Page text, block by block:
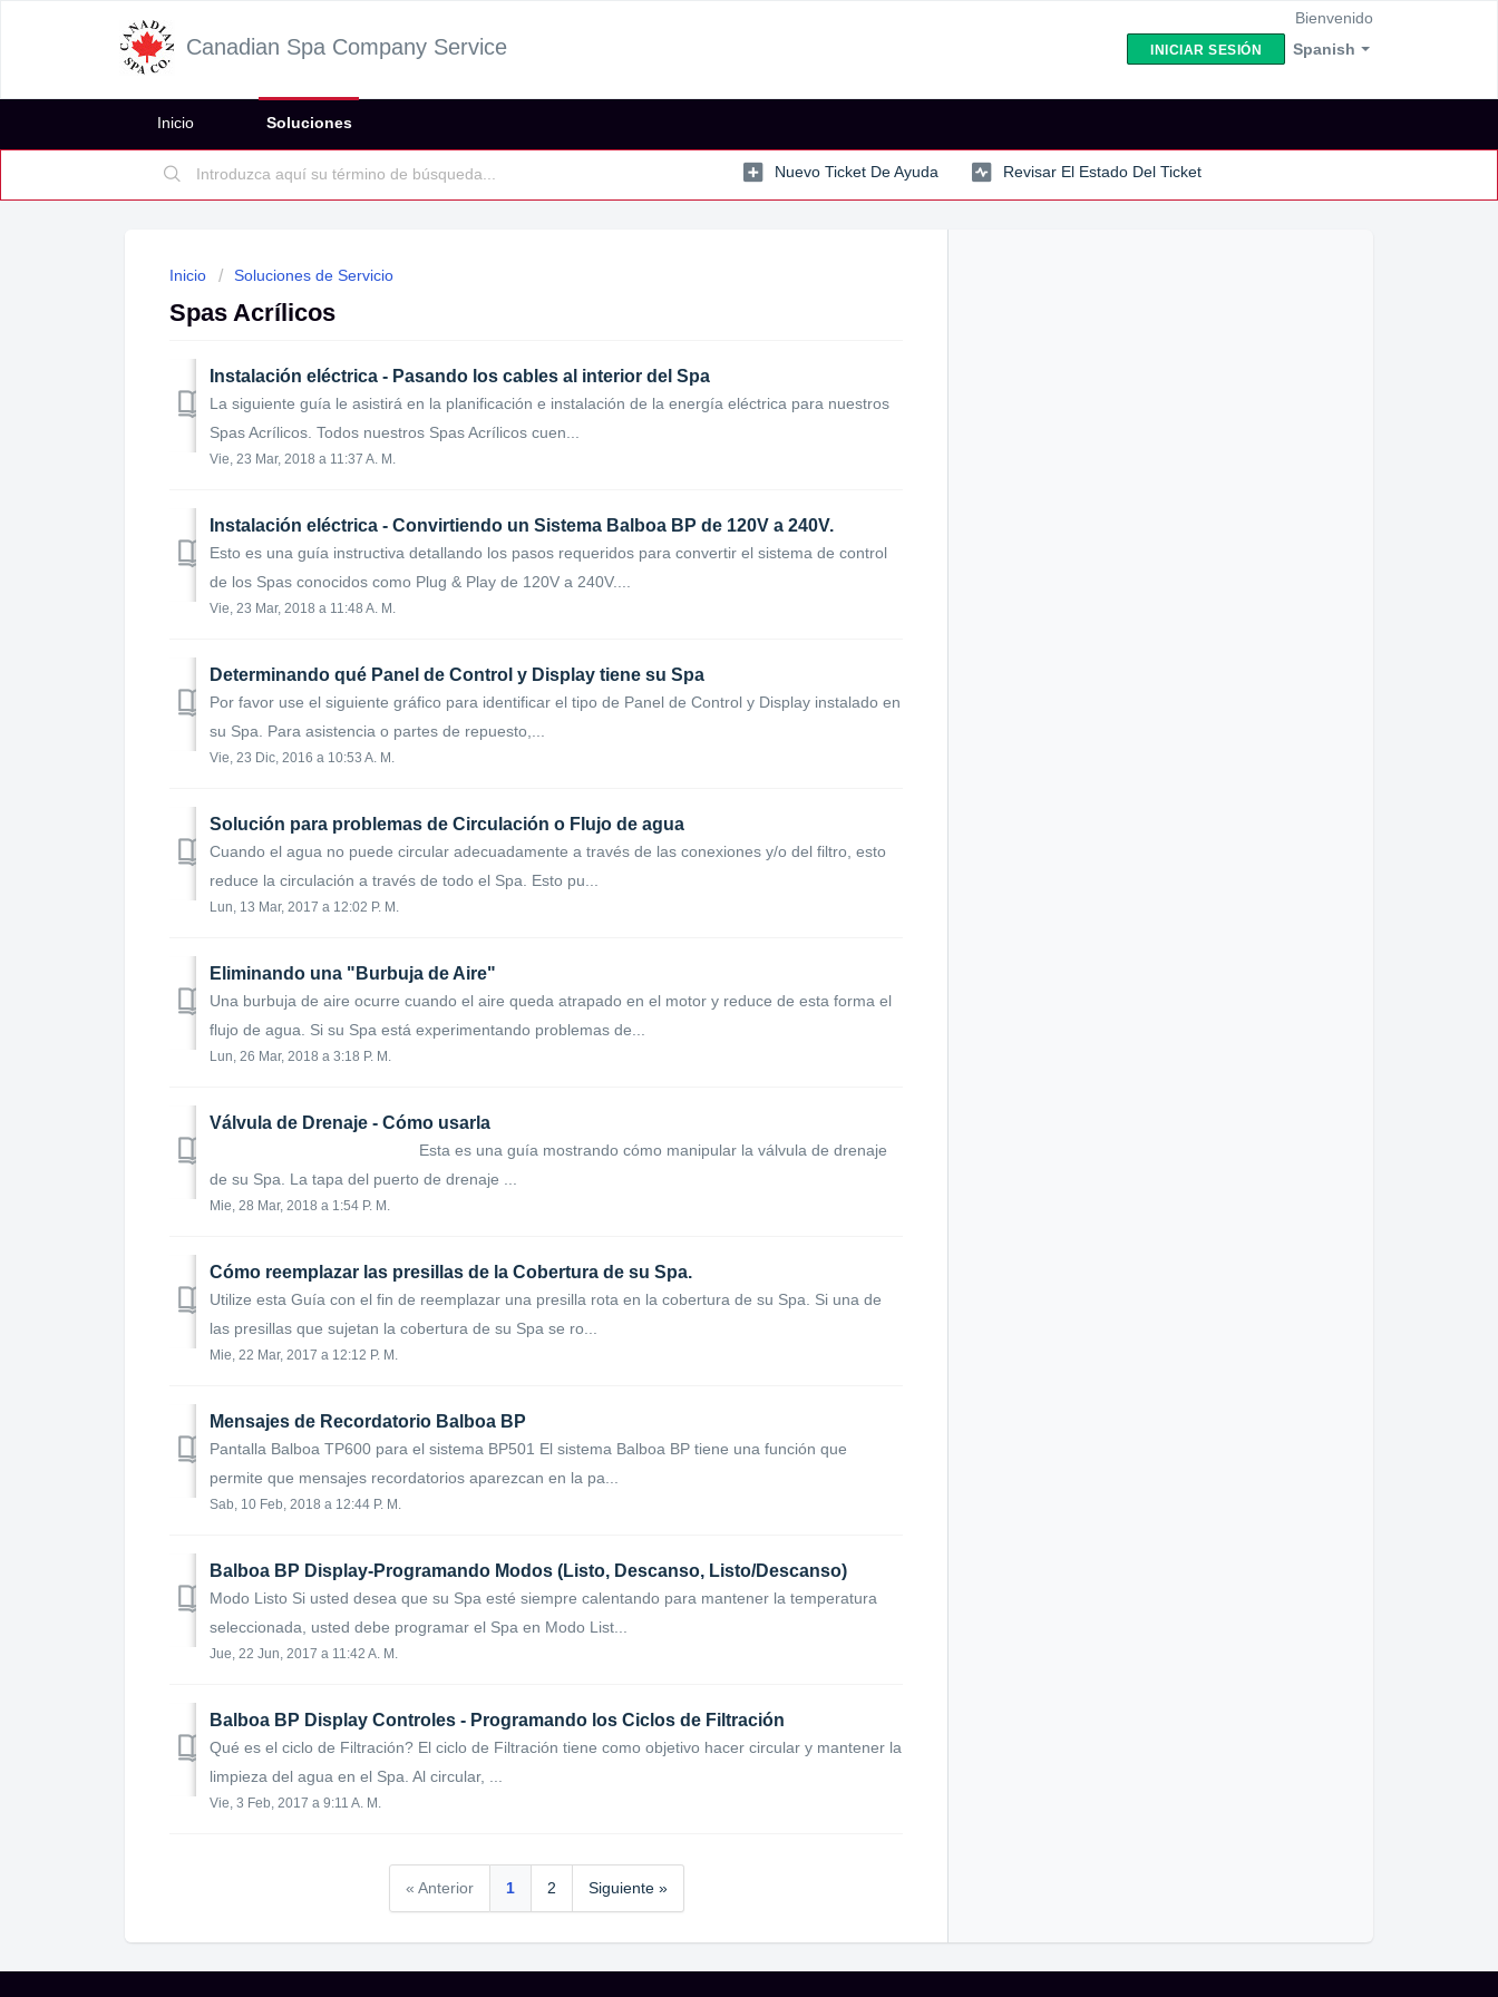
Canadian Spa Company Service Spanish
Bienvenido
INICIAR SESIÓN
Inicio Soluciones
Nuevo Ticket De Ayuda Revisar El Estado Del Ticket
Inicio Soluciones de Servicio
Spas Acrílicos
Instalación eléctrica - Pasando los cables al interior del Spa
La siguiente guía le asistirá en la planificación e instalación de la energía eléctrica para nuestros
Spas Acrílicos. Todos nuestros Spas Acrílicos cuen...
Vie, 23 Mar, 2018 a 11:37 A. M.
Instalación eléctrica - Convirtiendo un Sistema Balboa BP de 120V a 240V.
Esto es una guía instructiva detallando los pasos requeridos para convertir el sistema de control
de los Spas conocidos como Plug & Play de 120V a 240V....
Vie, 23 Mar, 2018 a 11:48 A. M.
Determinando qué Panel de Control y Display tiene su Spa
Por favor use el siguiente gráfico para identificar el tipo de Panel de Control y Display instalado en
su Spa. Para asistencia o partes de repuesto,...
Vie, 23 Dic, 2016 a 10:53 A. M.
Solución para problemas de Circulación o Flujo de agua
Cuando el agua no puede circular adecuadamente a través de las conexiones y/o del filtro, esto
reduce la circulación a través de todo el Spa. Esto pu...
Lun, 13 Mar, 2017 a 12:02 P. M.
Eliminando una "Burbuja de Aire"
Una burbuja de aire ocurre cuando el aire queda atrapado en el motor y reduce de esta forma el
flujo de agua. Si su Spa está experimentando problemas de...
Lun, 26 Mar, 2018 a 3:18 P. M.
Válvula de Drenaje - Cómo usarla
Esta es una guía mostrando cómo manipular la válvula de drenaje
de su Spa. La tapa del puerto de drenaje ...
Mie, 28 Mar, 2018 a 1:54 P. M.
Cómo reemplazar las presillas de la Cobertura de su Spa.
Utilize esta Guía con el fin de reemplazar una presilla rota en la cobertura de su Spa. Si una de
las presillas que sujetan la cobertura de su Spa se ro...
Mie, 22 Mar, 2017 a 12:12 P. M.
Mensajes de Recordatorio Balboa BP
Pantalla Balboa TP600 para el sistema BP501 El sistema Balboa BP tiene una función que
permite que mensajes recordatorios aparezcan en la pa...
Sab, 10 Feb, 2018 a 12:44 P. M.
Balboa BP Display-Programando Modos (Listo, Descanso, Listo/Descanso)
Modo Listo Si usted desea que su Spa esté siempre calentando para mantener la temperatura
seleccionada, usted debe programar el Spa en Modo List...
Jue, 22 Jun, 2017 a 11:42 A. M.
Balboa BP Display Controles - Programando los Ciclos de Filtración
Qué es el ciclo de Filtración? El ciclo de Filtración tiene como objetivo hacer circular y mantener la
limpieza del agua en el Spa. Al circular, ...
Vie, 3 Feb, 2017 a 9:11 A. M.
« Anterior 1 2 Siguiente »